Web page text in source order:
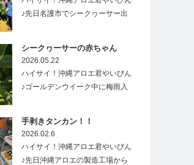
♪先日名護市でシークヮーサー出
シークヮーサーの赤ちゃん
2026.05.22
ハイサイ！沖縄アロエ君やいびん
♪ゴールデンウイーク中に梅雨入
手剥きタンカン！！
2026.02.6
ハイサイ！沖縄アロエ君やいびん
♪先日沖縄アロエの製造工場から